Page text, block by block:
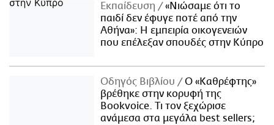
Εκπαίδευση
«Νιώσαμε ότι το
παιδί δεν έφυγε ποτέ από την
Αθήνα»: Η εμπειρία οικογενειών
που επέλεξαν σπουδές στην Κύπρο
Οδηγός Βιβλίου
Ο «Καθρέφτης»
βρέθηκε στην κορυφή της
Bookvoice. Τι τον ξεχώρισε
ανάμεσα στα μεγάλα best sellers;